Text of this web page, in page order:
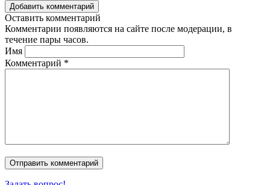
Добавить комментарий
Оставить комментарий
Комментарии появляются на сайте после модерации, в
течение пары часов.
Имя
Комментарий *